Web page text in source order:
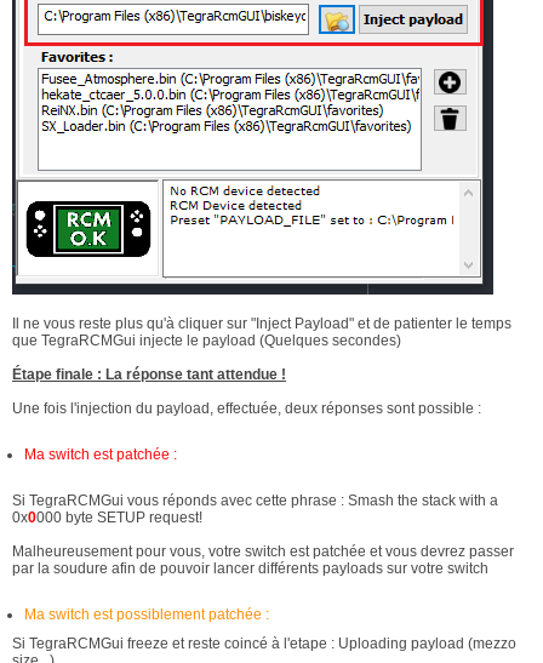
Il ne vous reste plus qu'à cliquer sur "Inject Payload" et de patienter le temps
que TegraRCMGui injecte le payload (Quelques secondes)
Étape finale : La réponse tant attendue !
Une fois l'injection du payload, effectuée, deux réponses sont possible :
Ma switch est patchée :
Si TegraRCMGui vous réponds avec cette phrase : Smash the stack with a
0x0000 byte SETUP request!
Malheureusement pour vous, votre switch est patchée et vous devrez passer
par la soudure afin de pouvoir lancer différents payloads sur votre switch
Ma switch est possiblement patchée :
Si TegraRCMGui freeze et reste coincé à l'etape : Uploading payload (mezzo